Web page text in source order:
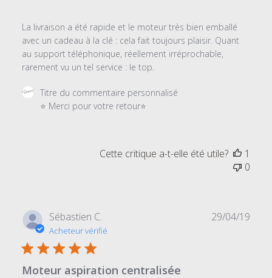
La livraison a été rapide et le moteur très bien emballé
avec un cadeau à la clé : cela fait toujours plaisir. Quant
au support téléphonique, réellement irréprochable,
rarement vu un tel service : le top.
Commentaires
du
commentaire
personnalisé
le
Sun
Titre du commentaire personnalisé
⭐ Merci pour votre retour⭐
Cette critique a-t-elle été utile?
1
0
Sébastien C.
Acheteur vérifié
Moteur aspiration centralisée
29/04/19